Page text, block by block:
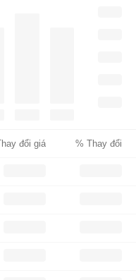
đổi giá % Thay đổi